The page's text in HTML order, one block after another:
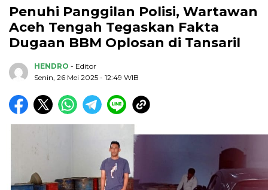
Penuhi Panggilan Polisi, Wartawan
Aceh Tengah Tegaskan Fakta
Dugaan BBM Oplosan di Tansaril
HENDRO - Editor
Senin, 26 Mei 2025 - 12:49 WIB